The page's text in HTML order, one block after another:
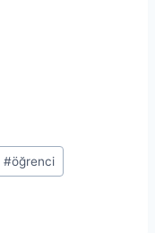
#öğrenci